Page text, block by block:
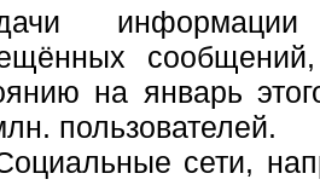
на январь
пользователей.
сети,